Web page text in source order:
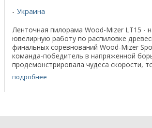
Украина
Ленточная пилорама Wood-Mizer LT15 -
ювелирную работу по распиловке
финальных соревнований Wood-Mizer
команда-победитель в напряженной
продемонстрировала чудеса скорости,
хладнокровия, ...
подробнее